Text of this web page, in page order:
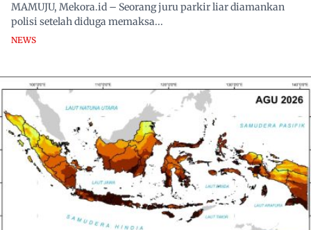
MAMUJU, Mekora.id – Seorang juru parkir liar diamankan
polisi setelah diduga memaksa...
NEWS